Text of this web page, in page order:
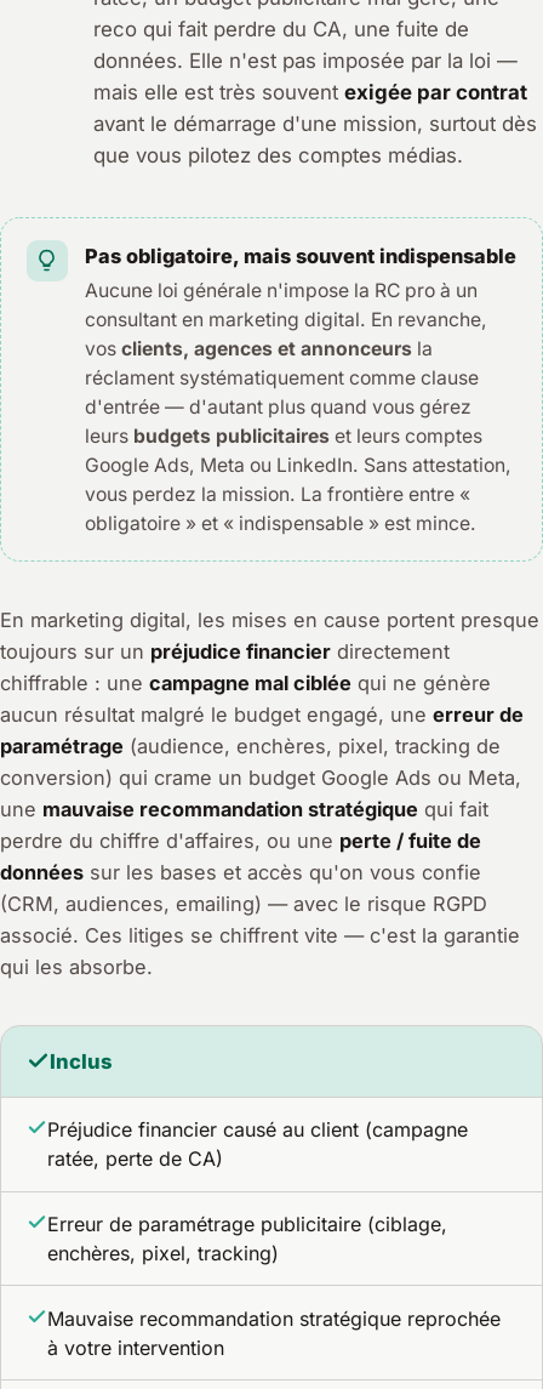
reco qui fait perdre du CA, une fuite de
données. Elle n'est pas imposée par la loi —
mais elle est très souvent exigée par contrat
avant le démarrage d'une mission, surtout dès
que vous pilotez des comptes médias.
Pas obligatoire, mais souvent indispensable
Aucune loi générale n'impose la RC pro à un
consultant en marketing digital. En revanche,
vosclients, agences et annonceurs la
réclament systématiquement comme clause
d'entrée — d'autant plus quand vous gérez
leurs budgets publicitaires et leurs comptes
Google Ads, Meta ou LinkedIn. Sans attestation,
vous perdez la mission. La frontière entre «
obligatoire » et « indispensable » est mince.
En marketing digital, les mises en cause portent presque
toujours sur un préjudice financier directement
chiffrable : une campagne mal ciblée qui ne génère
aucun résultat malgré le budget engagé, une erreur de
paramétrage (audience, enchères, pixel, tracking de
conversion) qui crame un budget Google Ads ou Meta,
une mauvaise recommandation stratégique qui fait
perdre du chiffre d'affaires, ou une perte / fuite de
données sur les bases et accès qu'on vous confie
(CRM, audiences, emailing) — avec le risque RGPD
associé. Ces litiges se chiffrent vite — c'est la garantie
qui les absorbe.
Inclus
Préjudice financier causé au client (campagne
ratée, perte de CA)
Erreur de paramétrage publicitaire (ciblage,
enchères, pixel, tracking)
Mauvaise recommandation stratégique reprochée
à votre intervention